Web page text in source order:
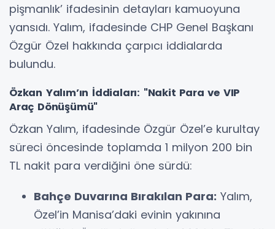
pişmanlık’ ifadesinin detayları kamuoyuna
yansıdı. Yalım, ifadesinde CHP Genel Başkanı
Özgür Özel hakkında çarpıcı iddialarda
bulundu.
Özkan Yalım’ın İddiaları: "Nakit Para ve VIP
Araç Dönüşümü"
Özkan Yalım, ifadesinde Özgür Özel’e kurultay
süreci öncesinde toplamda 1 milyon 200 bin
TL nakit para verdiğini öne sürdü:
Bahçe Duvarına Bırakılan Para: Yalım,
Özel’in Manisa’daki evinin yakınına